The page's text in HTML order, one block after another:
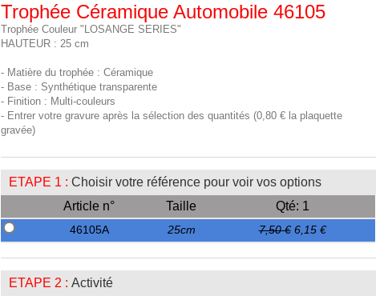
Trophée Céramique Automobile 46105
Trophée Couleur "LOSANGE SERIES"
HAUTEUR : 25 cm
- Matière du trophée : Céramique
- Base : Synthétique transparente
- Finition : Multi-couleurs
- Entrer votre gravure après la sélection des quantités (0,80 € la plaquette
gravée)
ETAPE 1 : Choisir votre référence pour voir vos options
Article n°
Taille Qté: 1
46105A 25cm 7,50 € 6,15 €
ETAPE 2 : Activité